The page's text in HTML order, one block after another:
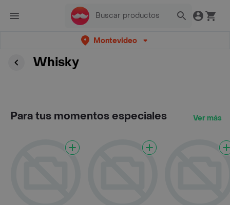
Montevideo
Whisky
Para tus momentos especiales Ver más